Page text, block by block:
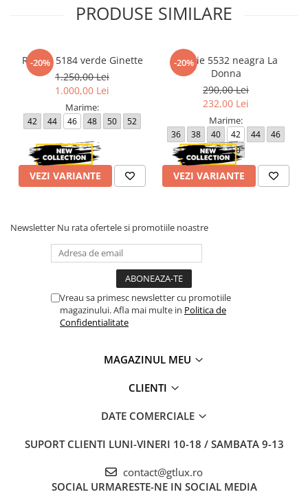
PRODUSE SIMILARE
-20%
Rochie 5184 verde Ginette
1.250,00 Lei
1.000,00 Lei
Marime:
42 44 46 48 50 52
VEZI VARIANTE
-20%
Rochie 5532 neagra La
Donna
290,00 Lei
232,00 Lei
Marime:
36 38 40 42 44
46
48
50
VEZI VARIANTE
Newsletter Nu rata ofertele si promotiile noastre
Vreau sa primesc newsletter cu promotiile
magazinului. Afla mai multe in Politica de
Confidentialitate
MAGAZINUL MEU
CLIENTI
DATE COMERCIALE
SUPORT CLIENTI LUNI-VINERI 10-18 / SAMBATA 9-13
contact@gtlux.ro
SOCIAL URMARESTE-NE IN SOCIAL MEDIA